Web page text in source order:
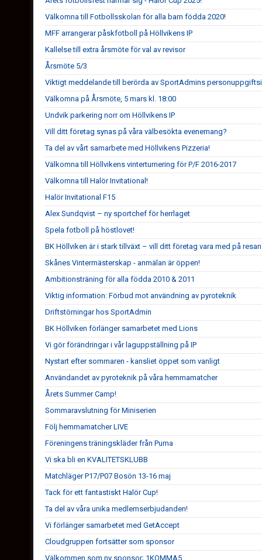
Välkomna till Fotbollsskolan för alla barn födda 2020!
MFF arrangerar påskfotboll på Höllvikens IP
Kallelse till extra årsmöte för val av revisor
Årsmöte 5/3
Viktigt meddelande till berörda av SportAdmins
Välkomna på Årsmöte, 5 mars kl. 18:00
Undvik parkering norr om Höllvikens IP
Vill ditt företag synas på våra välbesökta evenemang?
Ta del av vårt samarbete med Höllvikens Pizzeria!
Välkomna till Höllvikens vinterturnering för P/F 2016-2017
Välkomna till Halör Invitational!
Halör Invitational F15
Alex Sundqvist – ny sportchef för herrlaget
Spela fotboll på höstlovet!
BK Höllviken är i stark tillväxt – vill ditt företag vara med på
Skånes Vintermästerskap - anmälan är öppen!
Ambitionsträning för alla födda 2010 & 2011
Viktig information: Förbud mot användning av pyroteknik
Driftstörningar hos SportAdmin
BK Höllviken förlänger samarbetet med Lions
Vi gör förändringar i vår laguppställning på IP
Nystart efter sommaren - kansliet öppet som vanligt
Användandet av pyroteknik på våra hemmamatcher
Årets Summer Camp!
Sommaravslutning för Miniserien
Följ hemmamatcher LIVE
Föreningens träningskläder från Puma
Vi ska bli en KVALITETSKLUBB
Matchläger P17/P07 Bosön 13-16 maj
Tack för ett fantastiskt Halör Cup!
Ta del av våra unika medlemserbjudanden!
Vi förlänger samarbetet med GetAccept
Cloudgruppen fortsätter som sponsor
Välkommen som ny sponsor; 1KOMMA5